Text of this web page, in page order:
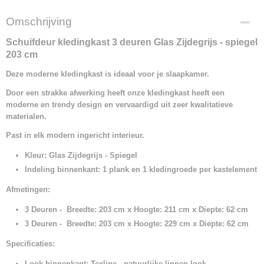
Omschrijving
Schuifdeur kledingkast 3 deuren Glas Zijdegrijs - spiegel
203 cm
Deze moderne kledingkast is ideaal voor je slaapkamer.
Door een strakke afwerking heeft onze kledingkast heeft een
moderne en trendy design en vervaardigd uit zeer kwalitatieve
materialen.
Past in elk modern ingericht interieur.
Kleur: Glas Zijdegrijs - Spiegel
Indeling binnenkant: 1 plank en 1 kledingroede per kastelement
Afmetingen:
3 Deuren - Breedte: 203 cm x Hoogte: 211 cm x Diepte: 62 cm
3 Deuren - Breedte: 203 cm x Hoogte: 229 cm x Diepte: 62 cm
Specificaties: